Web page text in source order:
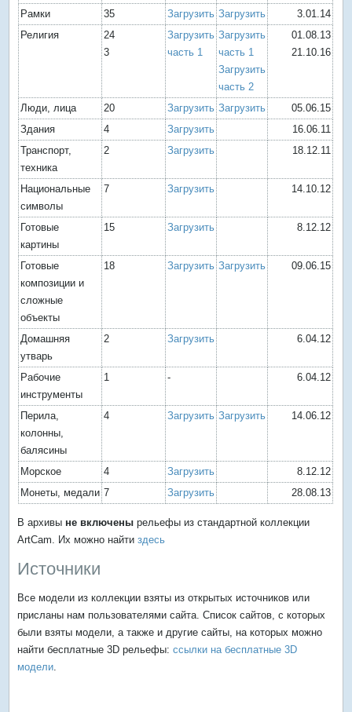
Рамки 35 Загрузить Загрузить
3.01.14
Религия
24
3
Загрузить
часть 1
Загрузить
часть 1
Загрузить
часть 2
01.08.13
21.10.16
Люди, лица 20 Загрузить Загрузить
05.06.15
Здания
4 Загрузить
16.06.11
Транспорт,
техника
2 Загрузить 18.12.11
Национальные
символы
7 Загрузить 14.10.12
Готовые
картины
15 Загрузить 8.12.12
Готовые
композиции и
сложные
объекты
18 Загрузить Загрузить 09.06.15
Домашняя
утварь
2 Загрузить 6.04.12
Рабочие
инструменты
1 - 6.04.12
Перила,
колонны,
балясины
4 Загрузить Загрузить 14.06.12
Морское 4 Загрузить
8.12.12
Монеты, медали 7 Загрузить 28.08.13
В архивы не включены рельефы из стандартной коллекции
ArtCam. Их можно найтиздесь
Источники
Все модели из коллекции взяты из открытых источников или
присланы нам пользователями сайта. Список сайтов, с которых
были взяты модели, а также и другие сайты, на которых можно
найти бесплатные 3D рельефы:ссылки на бесплатные 3D
модели.